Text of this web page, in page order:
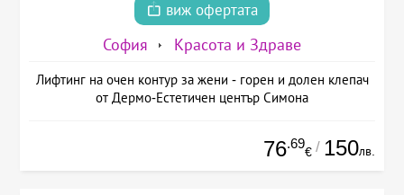
виж офертата
София Красота и Здраве
Лифтинг на очен контур за жени - горен и долен клепач
от Дермо-Естетичен център Симона
76.69
€ / 150лв.